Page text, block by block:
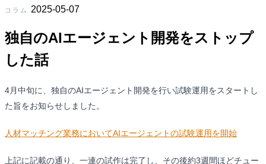
コラム 2025-05-07
独自のAIエージェント開発をストップ
した話
4月中旬に、独自のAIエージェント開発を行い試験運用をスタートし
た旨をお知らせしました。
人材マッチング業務においてAIエージェントの試験運用を開始
上記に記載の通り、一連の試作は完了し、その後約3週間ほどチュー